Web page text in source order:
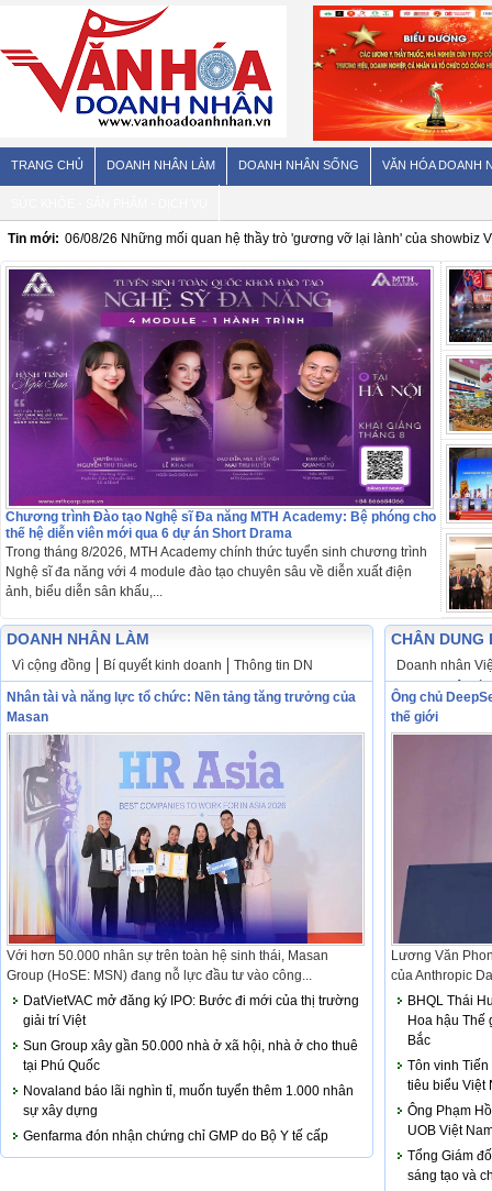
TRANG CHỦ DOANH NHÂN LÀM DOANH NHÂN SỐNG VĂN HÓA DOANH
Tin mới: 06/08/26 Loại trái cây nếu ăn cả vỏ sẽ tốt hơn rất nhiều
Chương trình Đào tạo Nghệ sĩ Đa năng MTH Academy: Bệ phóng cho
thế hệ diễn viên mới qua 6 dự án Short Drama
Trong tháng 8/2026, MTH Academy chính thức tuyển sinh chương trình
Nghệ sĩ đa năng với 4 module đào tạo chuyên sâu về diễn xuất điện
ảnh, biểu diễn sân khấu,...
DOANH NHÂN LÀM
Vì cộng đồng Bí quyết kinh doanh Thông tin DN
Nhân tài và năng lực tổ chức: Nền tảng tăng trưởng của
Masan
Với hơn 50.000 nhân sự trên toàn hệ sinh thái, Masan
Group (HoSE: MSN) đang nỗ lực đầu tư vào công...
DatVietVAC mở đăng ký IPO: Bước đi mới của thị trường
giải trí Việt
Sun Group xây gần 50.000 nhà ở xã hội, nhà ở cho thuê
tại Phú Quốc
Novaland báo lãi nghìn tỉ, muốn tuyển thêm 1.000 nhân
sự xây dựng
Genfarma đón nhận chứng chỉ GMP do Bộ Y tế cấp
CHÂN DUNG
Doanh nhân
Doanh nhân tài
Ông chủ
thế giới
Lương Văn
của Anthropic
BHQL Thái
Hoa hậu Thế
Bắc
Tôn vinh
tiêu biểu Việt
Ông Phạm
UOB Việt
Tổng Giám
sáng tạo và